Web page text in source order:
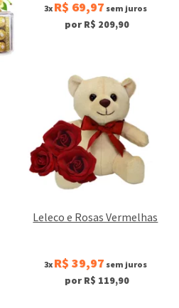
3x R$ 69,97 sem juros
por R$ 209,90
Leleco e Rosas Vermelhas
3x R$ 39,97 sem juros
por R$ 119,90